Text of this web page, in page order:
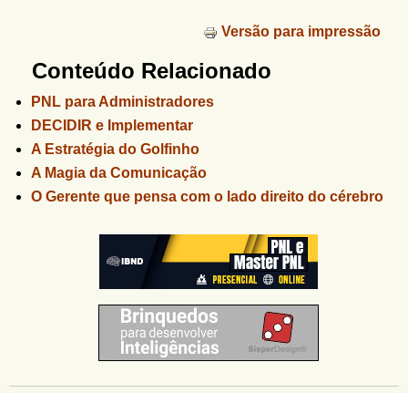
Versão para impressão
Conteúdo Relacionado
PNL para Administradores
DECIDIR e Implementar
A Estratégia do Golfinho
A Magia da Comunicação
O Gerente que pensa com o lado direito do cérebro